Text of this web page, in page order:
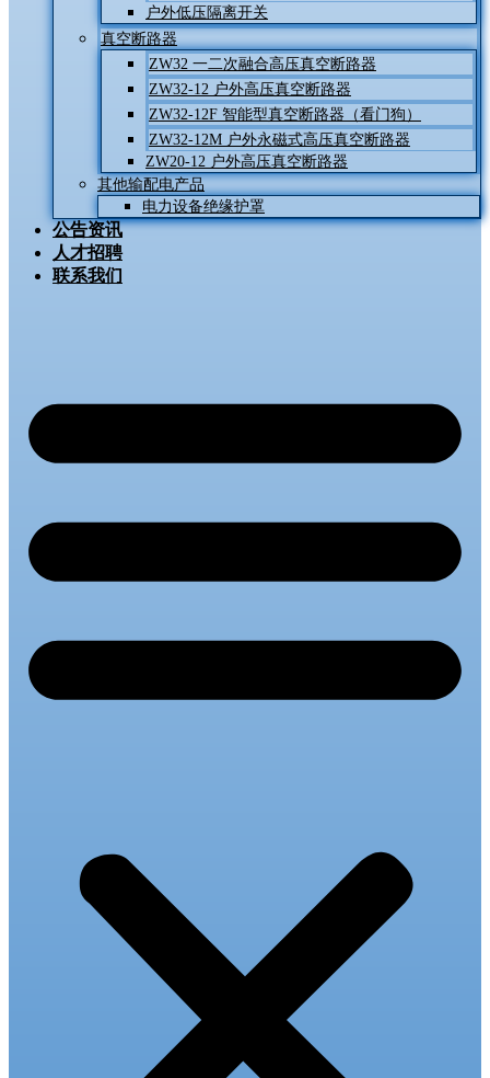
户外低压隔离开关
真空断路器
ZW32 一二次融合高压真空断路器
ZW32-12 户外高压真空断路器
ZW32-12F 智能型真空断路器（看门狗）
ZW32-12M 户外永磁式高压真空断路器
ZW20-12 户外高压真空断路器
其他输配电产品
电力设备绝缘护罩
公告资讯
人才招聘
联系我们